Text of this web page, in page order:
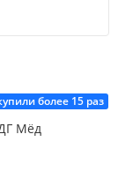
более 15 раз
Мёд